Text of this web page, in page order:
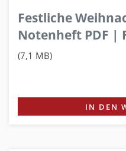
Festliche
Notenheft PDF |
(7,1 MB)
IN DEN